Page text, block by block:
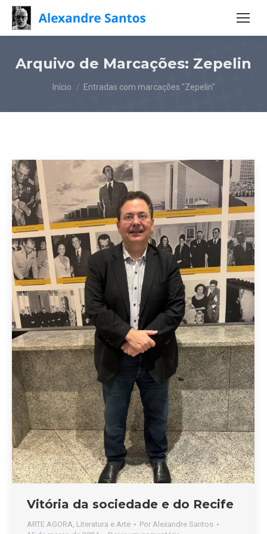
Arquivo de Marcações: Zepelin
Você está aqui:
Início Entradas com marcações "Zepelin"
Vitória da sociedade e do Recife
ARTE AGORA Literatura e Arte Por Alexandre Santos